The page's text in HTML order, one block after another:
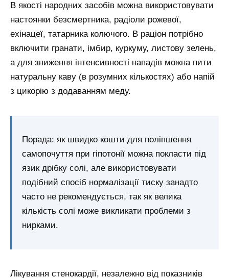
В якості народних засобів можна використовувати
настоянки безсмертника, радіоли рожевої,
ехінацеї, татарника колючого. В раціон потрібно
включити гранати, імбир, куркуму, листову зелень,
а для зниження інтенсивності нападів можна пити
натуральну каву (в розумних кількостях) або напій
з цикорію з додаванням меду.
Порада: як швидко кошти для поліпшення
самопочуття при гіпотонії можна покласти під
язик дрібку солі, але використовувати
подібний спосіб нормалізації тиску занадто
часто не рекомендується, так як велика
кількість солі може викликати проблеми з
нирками.
Лікування стенокардії, незалежно від показників